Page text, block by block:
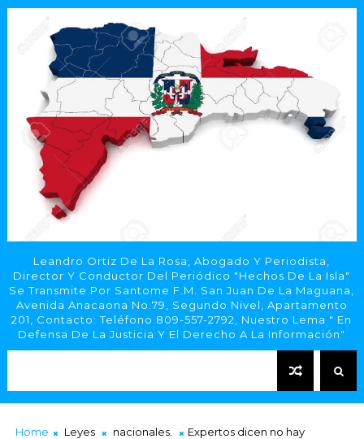
Leandro Ortiz De La Rosa, Abogado Y Periodista,
Director Y Conductor Del Periódico "Hechos De La Isla"
Se Transmite Por Santome F.M. San Juan De La Maguana,
Avenida Anacaona No.79, Segundo Nivel, Apartamento
201, Contacto: Teléfono 809-557-2792, Nuestro Lema " En
Defensa De La Justicia Y El Derecho A La Información"
Home Leyes nacionales.
Expertos dicen no hay